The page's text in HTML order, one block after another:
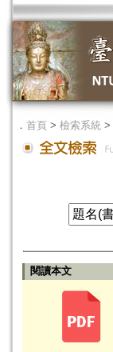
． 首頁 > 檢索系統 >
閱讀本文